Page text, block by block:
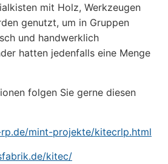
mit Holz, Werkzeugen
genutzt, um in Gruppen
und handwerklich
hatten jedenfalls eine Menge
folgen Sie gerne diesen
mint-projekte/kitecrlp.html
kitec/